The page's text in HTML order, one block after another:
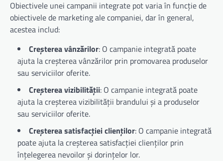
Obiectivele unei campanii integrate pot varia în funcție de
obiectivele de marketing ale companiei, dar în general,
acestea includ:
Creșterea vânzărilor: O campanie integrată poate
ajuta la creșterea vânzărilor prin promovarea produselor
sau serviciilor oferite.
Creșterea vizibilității: O campanie integrată poate
ajuta la creșterea vizibilității brandului și a produselor
sau serviciilor oferite.
Creșterea satisfacției clienților: O campanie integrată
poate ajuta la creșterea satisfacției clienților prin
înțelegerea nevoilor și dorințelor lor.